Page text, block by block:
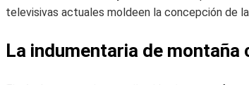
televisivas actuales moldeen la concepción de
La indumentaria de